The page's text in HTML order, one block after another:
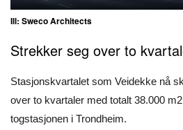
Ill: Sweco Architects
Strekker seg over to
Stasjonskvartalet som Veidekke nå
over to kvartaler med totalt 38.000
togstasjonen i Trondheim.